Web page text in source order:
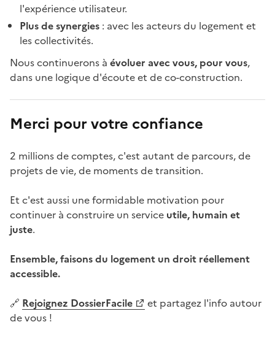
l'expérience utilisateur.
Plus de synergies : avec les acteurs du logement et
les collectivités.
Nous continuerons à évoluer avec vous, pour vous,
dans une logique d'écoute et de co-construction.
Merci pour votre confiance
2 millions de comptes, c'est autant de parcours, de
projets de vie, de moments de transition.
Et c'est aussi une formidable motivation pour
continuer à construire un service utile, humain et
juste.
Ensemble, faisons du logement un droit réellement
accessible.
🔗 Rejoignez DossierFacile
et partagez l'info autour
de vous !